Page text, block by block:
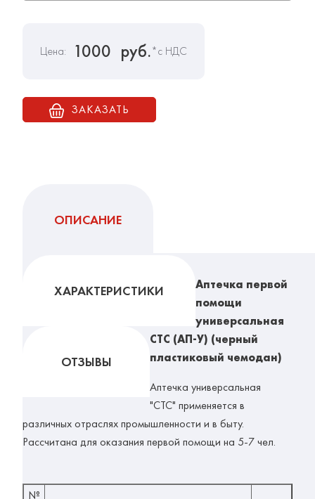
Цена: 1000 руб.*с НДС
ЗАКАЗАТЬ
ОПИСАНИЕ
ХАРАКТЕРИСТИКИ
ОТЗЫВЫ
Аптечка первой
помощи
универсальная
СТС (АП-У) (черный
пластиковый чемодан)
Аптечка универсальная
"СТС" применяется в
различных отраслях промышленности и в быту.
Рассчитана для оказания первой помощи на 5-7 чел.
№